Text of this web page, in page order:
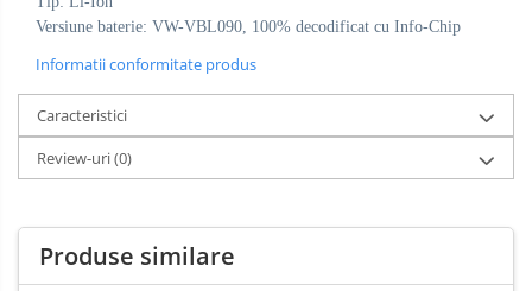
Versiune baterie: VW-VBL090, 100% decodificat cu Info-Chip
Informatii conformitate produs
Caracteristici
Review-uri(0)
Produse similare